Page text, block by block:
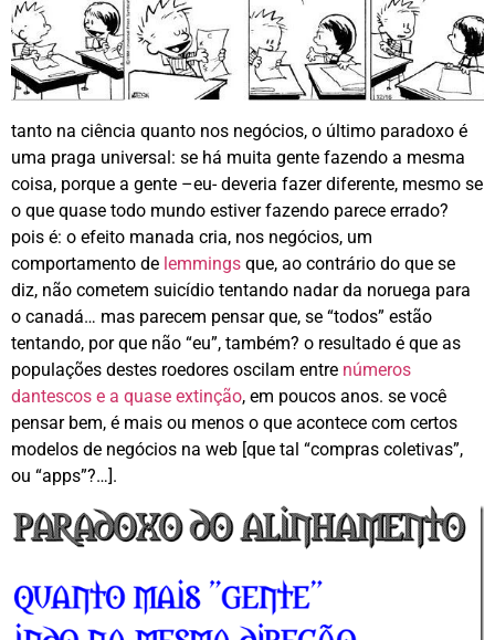
tanto na ciência quanto nos negócios, o último paradoxo é
uma praga universal: se há muita gente fazendo a mesma
coisa, porque a gente –eu- deveria fazer diferente, mesmo se
o que quase todo mundo estiver fazendo parece errado?
pois é: o efeito manada cria, nos negócios, um
comportamento de lemmings que, ao contrário do que se
diz, não cometem suicídio tentando nadar da noruega para
o canadá… mas parecem pensar que, se “todos” estão
tentando, por que não “eu”, também? o resultado é que as
populações destes roedores oscilam entre números
dantescos e a quase extinção, em poucos anos. se você
pensar bem, é mais ou menos o que acontece com certos
modelos de negócios na web [que tal “compras coletivas”,
ou “apps”?…].